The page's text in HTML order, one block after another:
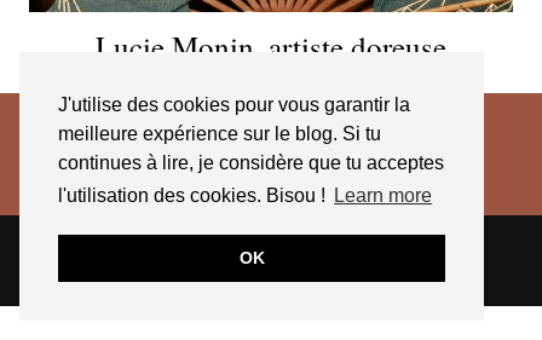
J'utilise des cookies pour vous garantir la
meilleure expérience sur le blog. Si tu
continues à lire, je considère que tu acceptes
l'utilisation des cookies. Bisou !
Learn more
OK
Lucie Monin, artiste doreuse
THEME CREATED BYpipdig